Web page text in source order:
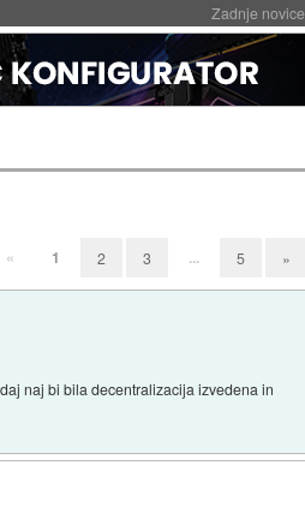
Zadnje novice
« 1 2 3 ... 5 »
naj bi bila decentralizacija izvedena in